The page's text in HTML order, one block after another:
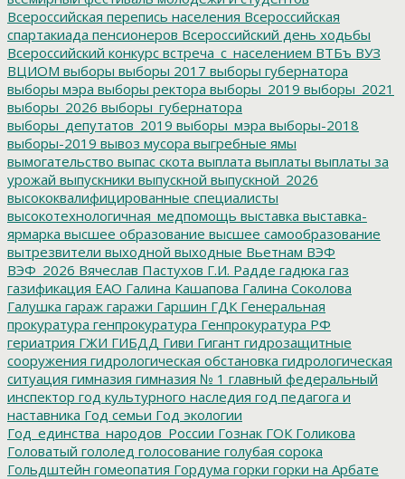
Всероссийская перепись населения Всероссийская
спартакиада пенсионеров Всероссийский день ходьбы
Всероссийский конкурс встреча_с_населением ВТБъ ВУЗ
ВЦИОМ выборы выборы 2017 выборы губернатора
выборы мэра выборы ректора выборы_2019 выборы_2021
выборы_2026 выборы_губернатора
выборы_депутатов_2019 выборы_мэра выборы-2018
выборы-2019 вывоз мусора выгребные ямы
вымогательство выпас скота выплата выплаты выплаты за
урожай выпускники выпускной выпускной_2026
высококвалифицированные специалисты
высокотехнологичная_медпомощь выставка выставка-
ярмарка высшее образование высшее самообразование
вытрезвители выходной выходные Вьетнам ВЭФ
ВЭФ_2026 Вячеслав Пастухов Г.И. Радде гадюка газ
газификация ЕАО Галина Кашапова Галина Соколова
Галушка гараж гаражи Гаршин ГДК Генеральная
прокуратура генпрокуратура Генпрокуратура РФ
гериатрия ГЖИ ГИБДД Гиви Гигант гидрозащитные
сооружения гидрологическая обстановка гидрологическая
ситуация гимназия гимназия № 1 главный федеральный
инспектор год культурного наследия год педагога и
наставника Год семьи Год экологии
Год_единства_народов_России Гознак ГОК Голикова
Головатый гололед голосование голубая сорока
Гольдштейн гомеопатия Гордума горки горки на Арбате